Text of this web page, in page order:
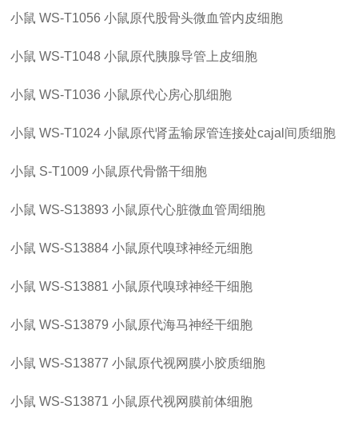
小鼠 WS-T1056 小鼠原代股骨头微血管内皮细胞
小鼠 WS-T1048 小鼠原代胰腺导管上皮细胞
小鼠 WS-T1036 小鼠原代心房心肌细胞
小鼠 WS-T1024 小鼠原代肾盂输尿管连接处cajal间质细胞
小鼠 S-T1009 小鼠原代骨骼干细胞
小鼠 WS-S13893 小鼠原代心脏微血管周细胞
小鼠 WS-S13884 小鼠原代嗅球神经元细胞
小鼠 WS-S13881 小鼠原代嗅球神经干细胞
小鼠 WS-S13879 小鼠原代海马神经干细胞
小鼠 WS-S13877 小鼠原代视网膜小胶质细胞
小鼠 WS-S13871 小鼠原代视网膜前体细胞